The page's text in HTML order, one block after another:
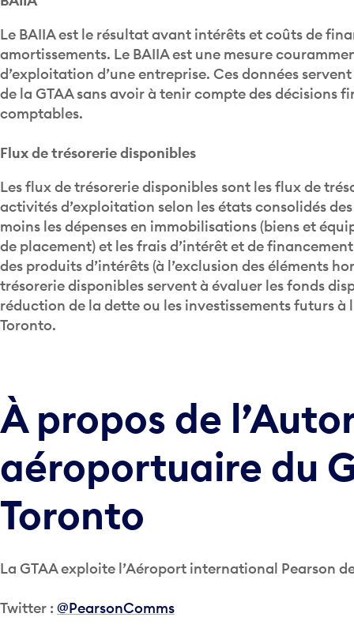
Le BAIIA est le résultat avant intérêts et coûts de
amortissements. Le BAIIA est une mesure
d’exploitation d’une entreprise. Ces données
de la GTAA sans avoir à tenir compte des décisions
comptables.
Flux de trésorerie disponibles
Les flux de trésorerie disponibles sont les flux de
activités d’exploitation selon les états consolidés
moins les dépenses en immobilisations (biens et
de placement) et les frais d’intérêt et de
des produits d’intérêts (à l’exclusion des éléments
trésorerie disponibles servent à évaluer les fonds
réduction de la dette ou les investissements futurs à
Toronto.
À propos de
aéroportuaire du
Toronto
La GTAA exploite l’Aéroport international Pearson
Twitter : @PearsonComms